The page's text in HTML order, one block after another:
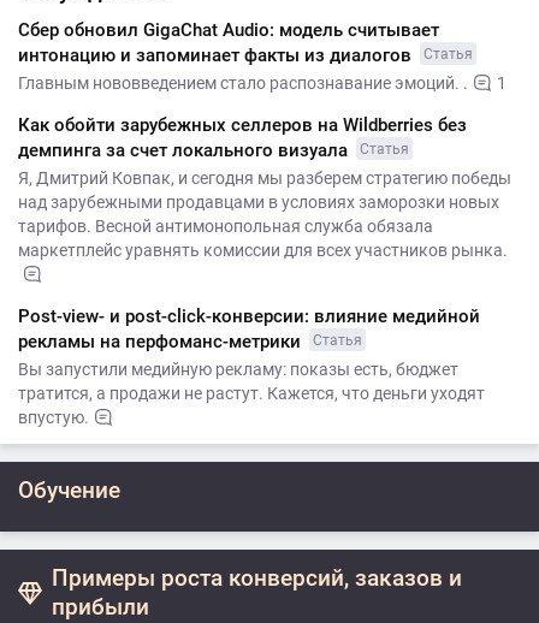
Сбер обновил GigaChat Audio: модель считывает
интонацию и запоминает факты из диалогов
Статья
Главным нововведением стало распознавание эмоций. . 1
Как обойти зарубежных селлеров на Wildberries без
демпинга за счет локального визуала
Статья
Я, Дмитрий Ковпак, и сегодня мы разберем стратегию победы
над зарубежными продавцами в условиях заморозки новых
тарифов. Весной антимонопольная служба обязала
маркетплейс уравнять комиссии для всех участников рынка.
Post-view- и post-click-конверсии: влияние медийной
рекламы на перфоманс-метрики
Статья
Вы запустили медийную рекламу: показы есть, бюджет
тратится, а продажи не растут. Кажется, что деньги уходят
впустую.
Обучение
Примеры роста конверсий, заказов и
прибыли